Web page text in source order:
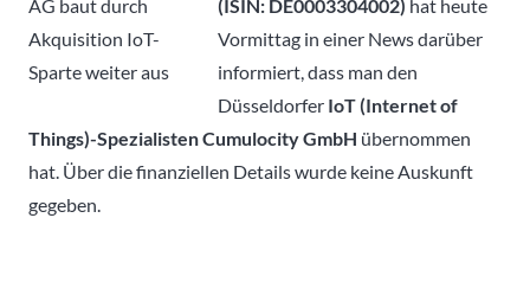
(ISIN: DE0003304002) hat heute
Vormittag in einer News darüber
informiert, dass man den
Düsseldorfer IoT (Internet of
Things)-Spezialisten Cumulocity GmbH übernommen
hat. Über die finanziellen Details wurde keine Auskunft
gegeben.